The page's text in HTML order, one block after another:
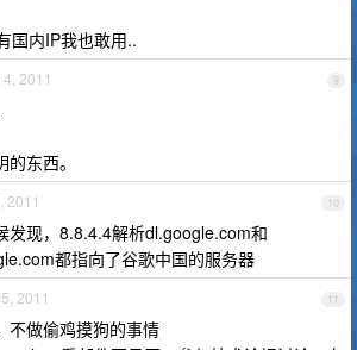
国内IP我也敢用..
9
2011
东西。
10
2011
发现，8.8.4.4解析dl.google.com和
都指向了谷歌中国的服务器
11
2011
不做偷鸡摸狗的事情